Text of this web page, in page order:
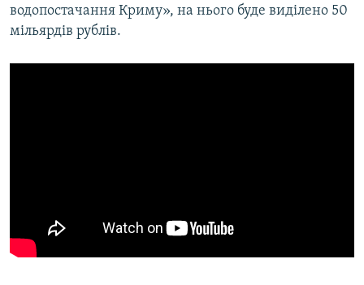
водопостачання Криму», на нього буде виділено 50
мільярдів рублів.